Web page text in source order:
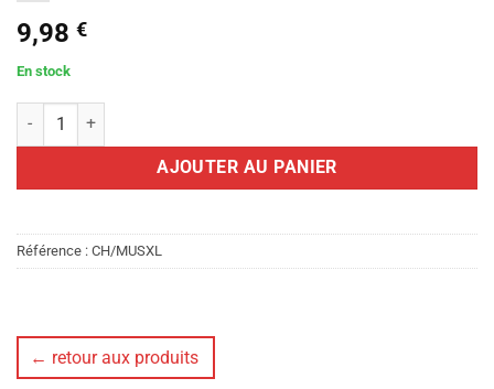
9,98 €
En stock
quantité de MUSELIERE NYLON XL
AJOUTER AU PANIER
Référence : CH/MUSXL
← retour aux produits